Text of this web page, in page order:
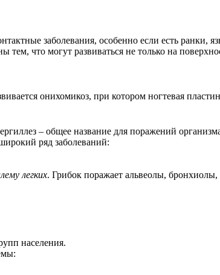
заболевания, особенно если есть ранки,
что могут развиваться не только на
онихомикоз, при котором ногтевая
– общее название для поражений
ряд заболеваний:
легких. Грибок поражает альвеолы,
населения.